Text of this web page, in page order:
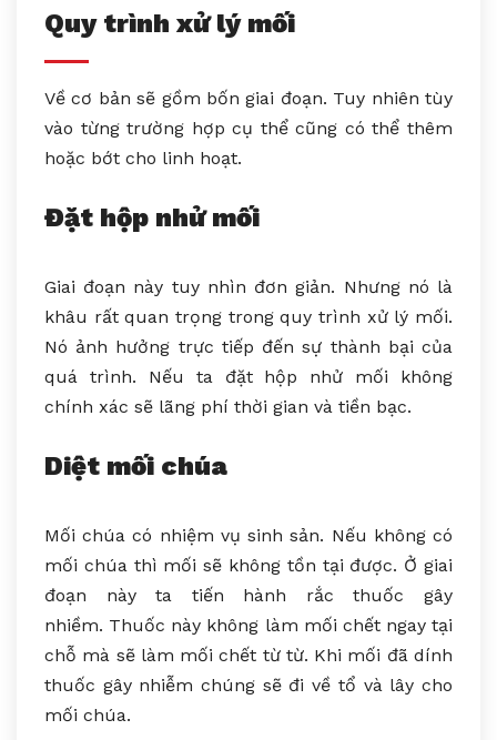
Quy trình xử lý mối
Về cơ bản sẽ gồm bốn giai đoạn. Tuy nhiên tùy
vào từng trường hợp cụ thể cũng có thể thêm
hoặc bớt cho linh hoạt.
Đặt hộp nhử mối
Giai đoạn này tuy nhìn đơn giản. Nhưng nó là
khâu rất quan trọng trong quy trình xử lý mối.
Nó ảnh hưởng trực tiếp đến sự thành bại của
quá trình. Nếu ta đặt hộp nhử mối không
chính xác sẽ lãng phí thời gian và tiền bạc.
Diệt mối chúa
Mối chúa có nhiệm vụ sinh sản. Nếu không có
mối chúa thì mối sẽ không tồn tại được. Ở giai
đoạn này ta tiến hành rắc thuốc gây
nhiềm. Thuốc này không làm mối chết ngay tại
chỗ mà sẽ làm mối chết từ từ. Khi mối đã dính
thuốc gây nhiễm chúng sẽ đi về tổ và lây cho
mối chúa.